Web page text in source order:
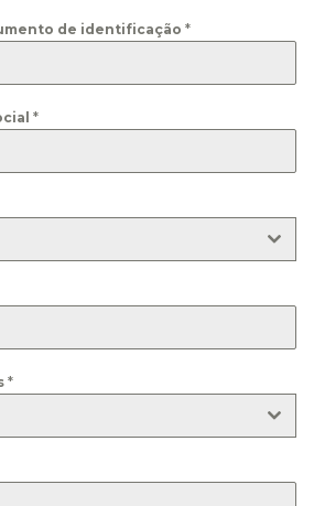
de identificação *
*
*